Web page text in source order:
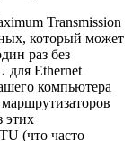
Transmission
который может
раз без
для Ethernet
компьютера
маршрутизаторов
этих
(что часто